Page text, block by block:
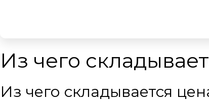
Из чего
Из чего складывается